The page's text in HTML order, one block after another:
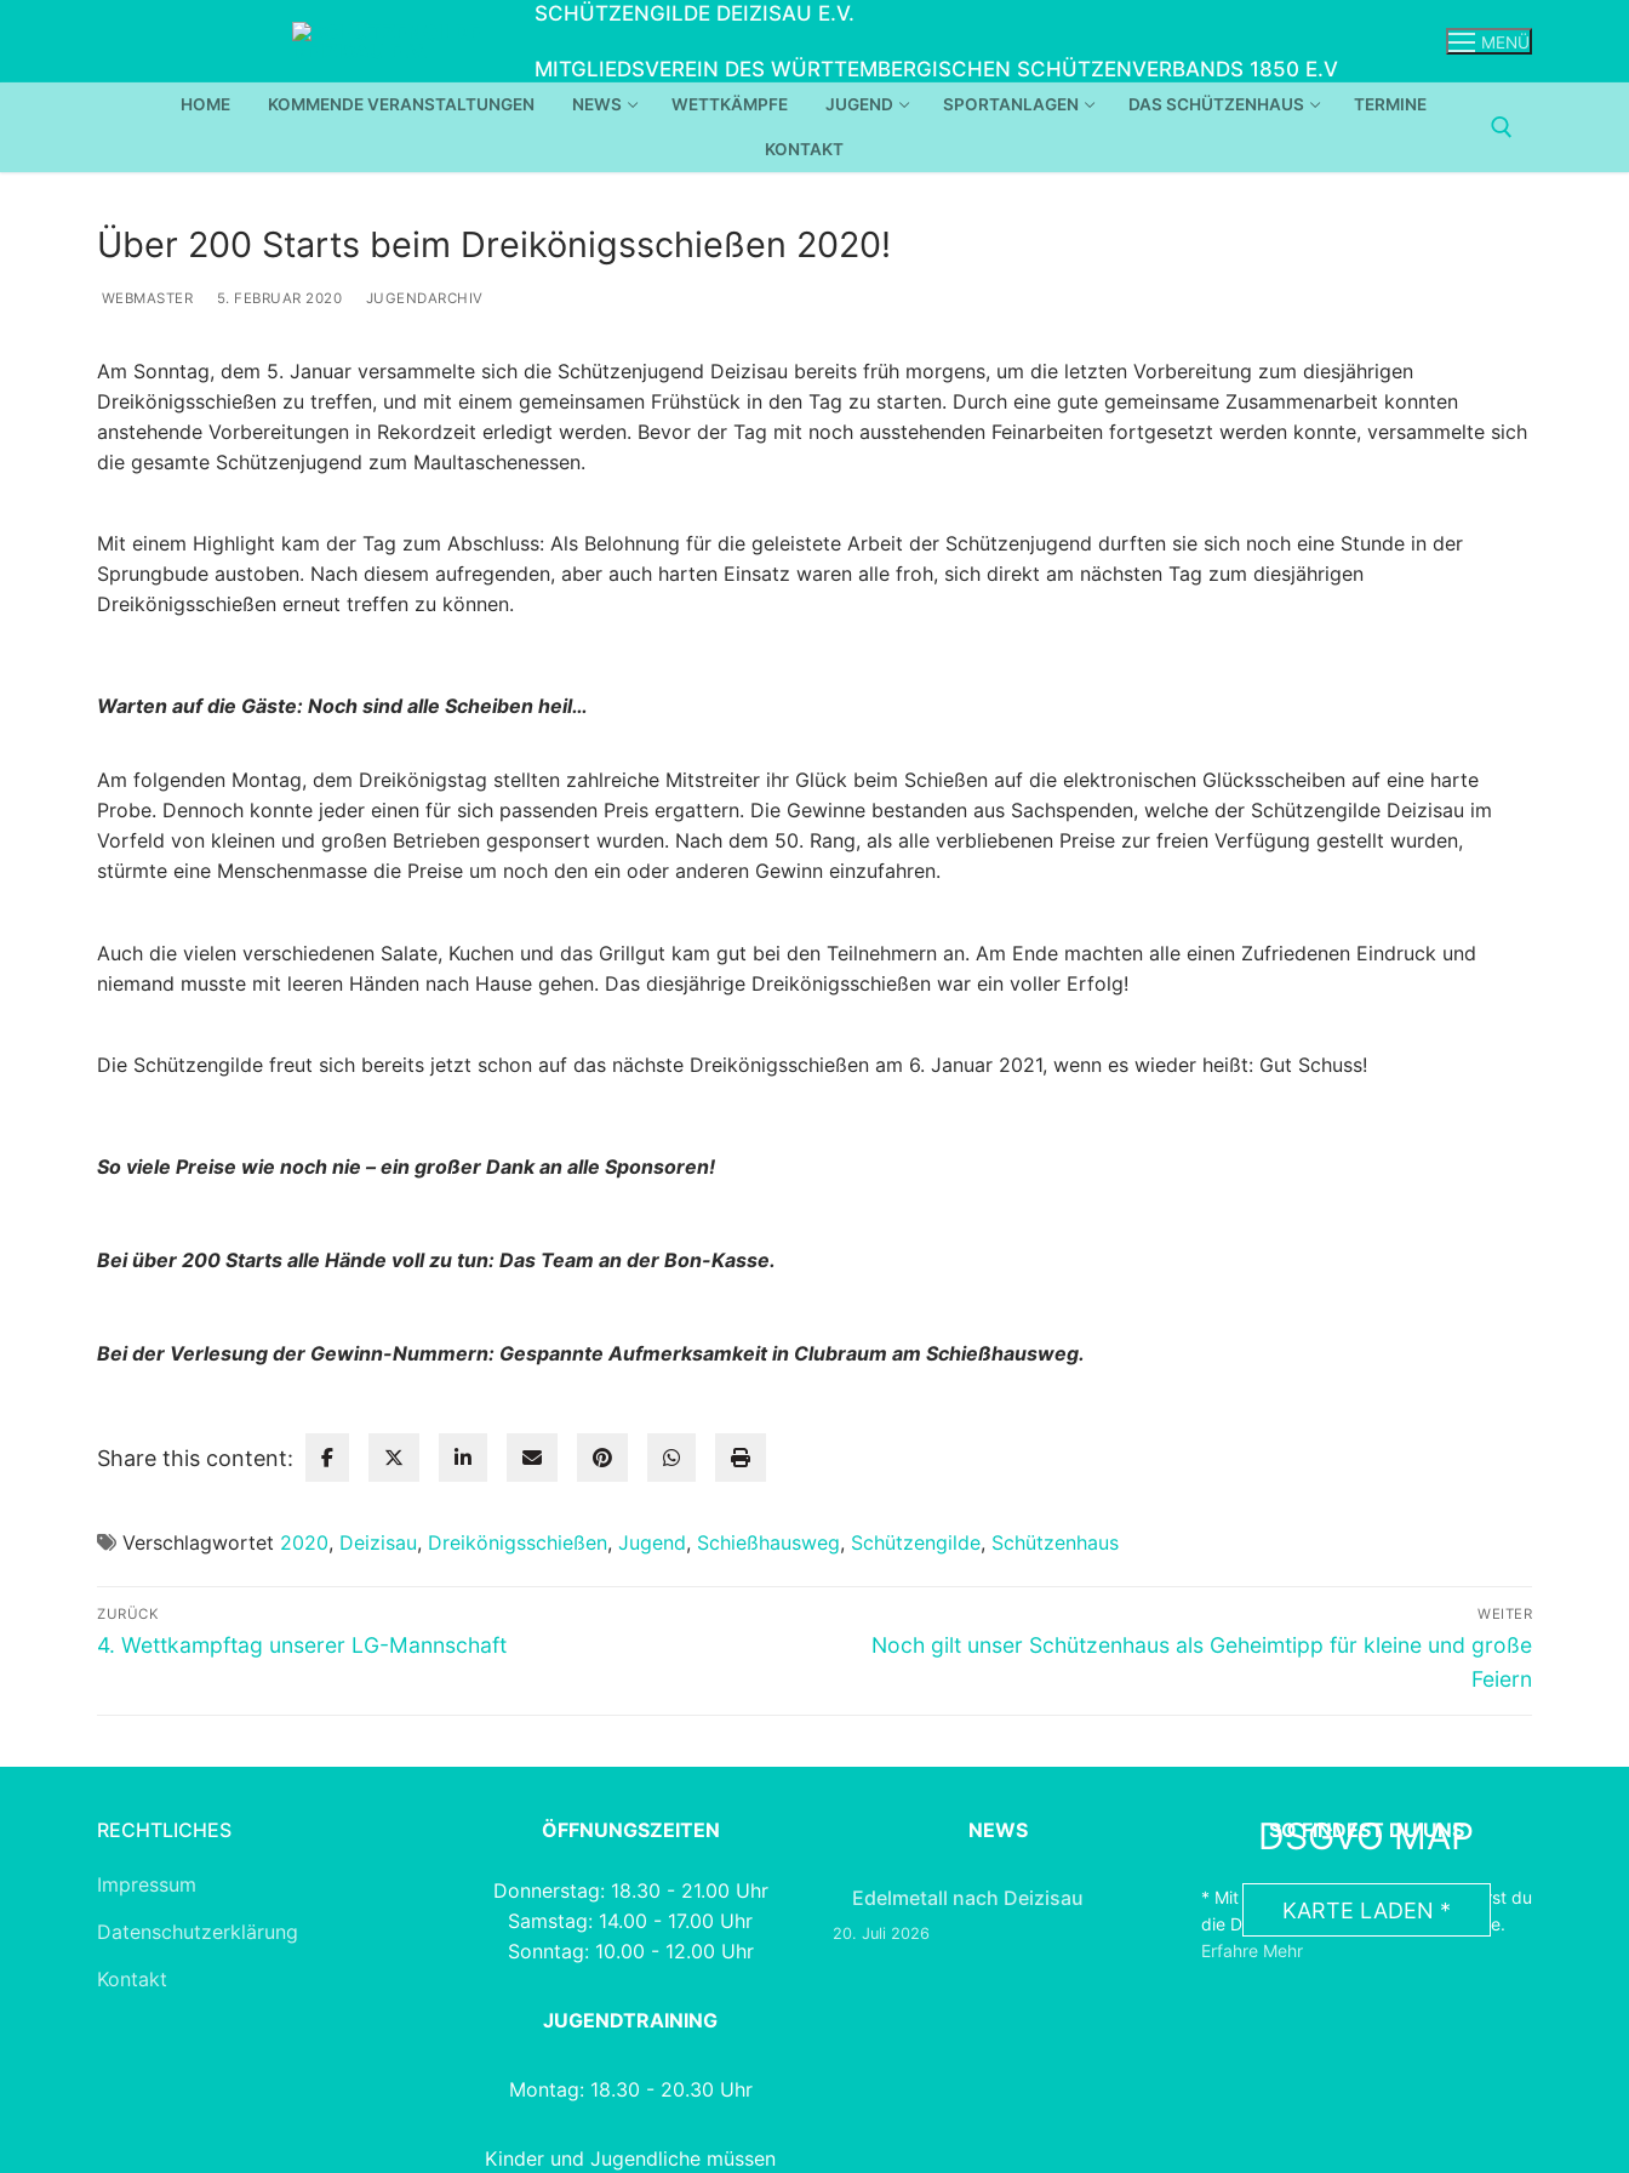
SCHÜTZENGILDE DEIZISAU E.V.
MITGLIEDSVEREIN DES WÜRTTEMBERGISCHEN SCHÜTZENVERBANDS 1850 E.V
MENÜ
HOME KOMMENDE VERANSTALTUNGEN NEWS WETTKÄMPFE JUGEND SPORTANLAGEN DAS SCHÜTZENHAUS TERMINE
KONTAKT
Über 200 Starts beim Dreikönigsschießen 2020!
WEBMASTER 5. FEBRUAR 2020 JUGENDARCHIV
Am Sonntag, dem 5. Januar versammelte sich die Schützenjugend Deizisau bereits früh morgens, um die letzten Vorbereitung zum diesjährigen
Dreikönigsschießen zu treffen, und mit einem gemeinsamen Frühstück in den Tag zu starten. Durch eine gute gemeinsame Zusammenarbeit konnten
anstehende Vorbereitungen in Rekordzeit erledigt werden. Bevor der Tag mit noch ausstehenden Feinarbeiten fortgesetzt werden konnte, versammelte sich
die gesamte Schützenjugend zum Maultaschenessen.
Mit einem Highlight kam der Tag zum Abschluss: Als Belohnung für die geleistete Arbeit der Schützenjugend durften sie sich noch eine Stunde in der
Sprungbude austoben. Nach diesem aufregenden, aber auch harten Einsatz waren alle froh, sich direkt am nächsten Tag zum diesjährigen
Dreikönigsschießen erneut treffen zu können.
Warten auf die Gäste: Noch sind alle Scheiben heil…
Am folgenden Montag, dem Dreikönigstag stellten zahlreiche Mitstreiter ihr Glück beim Schießen auf die elektronischen Glücksscheiben auf eine harte
Probe. Dennoch konnte jeder einen für sich passenden Preis ergattern. Die Gewinne bestanden aus Sachspenden, welche der Schützengilde Deizisau im
Vorfeld von kleinen und großen Betrieben gesponsert wurden. Nach dem 50. Rang, als alle verbliebenen Preise zur freien Verfügung gestellt wurden,
stürmte eine Menschenmasse die Preise um noch den ein oder anderen Gewinn einzufahren.
Auch die vielen verschiedenen Salate, Kuchen und das Grillgut kam gut bei den Teilnehmern an. Am Ende machten alle einen Zufriedenen Eindruck und
niemand musste mit leeren Händen nach Hause gehen. Das diesjährige Dreikönigsschießen war ein voller Erfolg!
Die Schützengilde freut sich bereits jetzt schon auf das nächste Dreikönigsschießen am 6. Januar 2021, wenn es wieder heißt: Gut Schuss!
So viele Preise wie noch nie – ein großer Dank an alle Sponsoren!
Bei über 200 Starts alle Hände voll zu tun: Das Team an der Bon-Kasse.
Bei der Verlesung der Gewinn-Nummern: Gespannte Aufmerksamkeit in Clubraum am Schießhausweg.
Share this content:
Verschlagwortet 2020, Deizisau, Dreikönigsschießen, Jugend, Schießhausweg, Schützengilde, Schützenhaus
Beitragsnavigation
ZURÜCK
Vorheriger
4. Wettkampftag unserer LG-Mannschaft
WEITER
Nächster
Noch gilt unser Schützenhaus als Geheimtipp für kleine und große
Feiern
RECHTLICHES
Impressum
Datenschutzerklärung
Kontakt
ÖFFNUNGSZEITEN
Donnerstag: 18.30 - 21.00 Uhr
Samstag: 14.00 - 17.00 Uhr
Sonntag: 10.00 - 12.00 Uhr
JUGENDTRAINING
Montag: 18.30 - 20.30 Uhr
Kinder und Jugendliche müssen
NEWS
Edelmetall nach Deizisau
20. Juli 2026
SO FINDEST DU UNS
DSGVO MAP
KARTE LADEN *
* Mit dem Laden der Karte akzeptierst du
die Datenschutzerklärung von Google.
Erfahre Mehr